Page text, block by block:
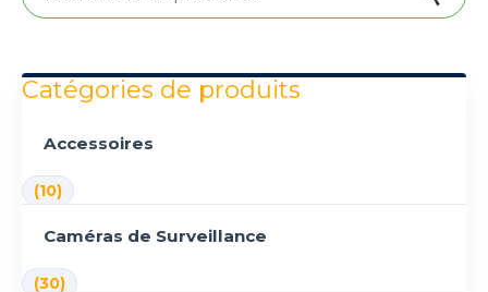
Catégories de produits
Accessoires
(10)
Caméras de Surveillance
(30)